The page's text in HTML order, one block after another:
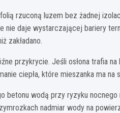
rzuconą luzem bez żadnej
nie daje wystarczającej bariery
zakładano.
przykrycie. Jeśli osłona trafia
ciepła, które mieszanka ma na
betonu wodą przy ryzyku
nadmiar wody na